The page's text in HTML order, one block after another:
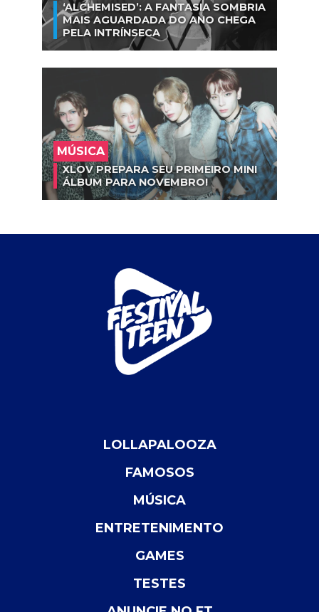
‘ALCHEMISED’: A FANTASIA SOMBRIA
MAIS AGUARDADA DO ANO CHEGA
PELA INTRÍNSECA
MÚSICA
XLOV PREPARA SEU PRIMEIRO MINI
ÁLBUM PARA NOVEMBRO!
LOLLAPALOOZA
FAMOSOS
MÚSICA
ENTRETENIMENTO
GAMES
TESTES